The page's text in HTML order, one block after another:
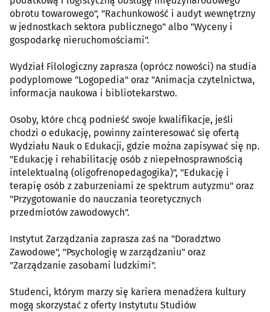
obrotu towarowego", "Rachunkowość i audyt wewnętrzny
w jednostkach sektora publicznego" albo "Wyceny i
gospodarkę nieruchomościami".
Wydział Filologiczny zaprasza (oprócz nowości) na studia
podyplomowe "Logopedia" oraz "Animacja czytelnictwa,
informacja naukowa i bibliotekarstwo.
Osoby, które chcą podnieść swoje kwalifikacje, jeśli
chodzi o edukację, powinny zainteresować się ofertą
Wydziału Nauk o Edukacji, gdzie można zapisywać się np.
"Edukację i rehabilitację osób z niepełnosprawnością
intelektualną (oligofrenopedagogika)", "Edukację i
terapię osób z zaburzeniami ze spektrum autyzmu" oraz
"Przygotowanie do nauczania teoretycznych
przedmiotów zawodowych".
Instytut Zarządzania zaprasza zaś na "Doradztwo
Zawodowe", "Psychologię w zarządzaniu" oraz
"Zarządzanie zasobami ludzkimi".
Studenci, którym marzy się kariera menadżera kultury
mogą skorzystać z oferty Instytutu Studiów